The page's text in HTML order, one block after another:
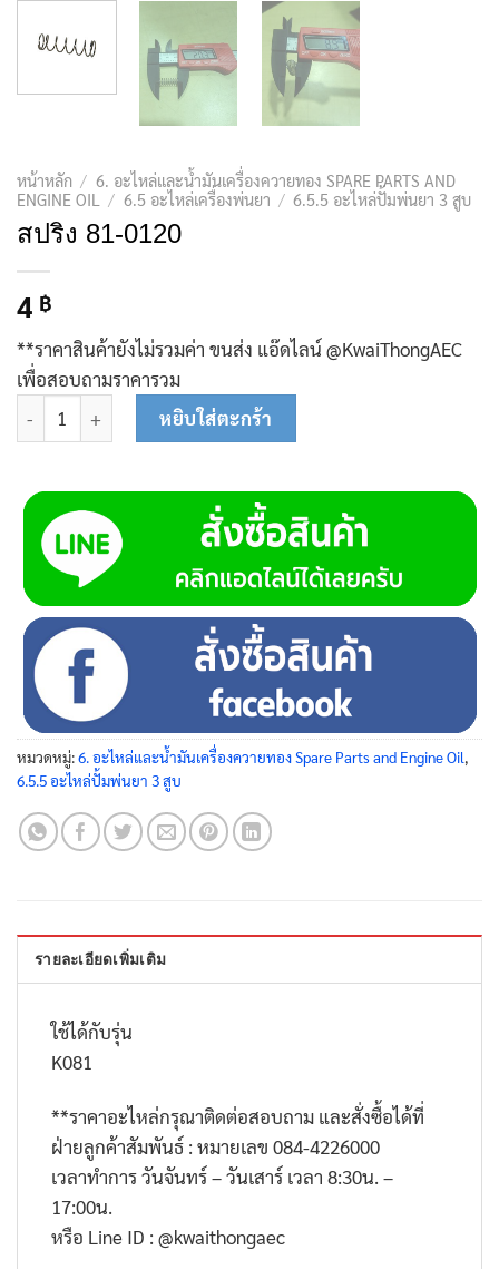
หน้าหลัก / 6. อะไหล่และน้ำมันเครื่องควายทอง SPARE PARTS AND
ENGINE OIL
/ 6.5 อะไหล่เครื่องพ่นยา / 6.5.5 อะไหล่ปั้มพ่นยา 3 สูบ
สปริง 81-0120
4 ฿
**ราคาสินค้ายังไม่รวมค่า ขนส่ง แอ๊ดไลน์ @KwaiThongAEC
เพื่อสอบถามราคารวม
จำนวน สปริง 81-0120 ชิ้นหยิบใส่ตะกร้า
หมวดหมู่:6. อะไหล่และน้ำมันเครื่องควายทอง Spare Parts and Engine Oil,
6.5.5 อะไหล่ปั้มพ่นยา 3 สูบ
รายละเอียดเพิ่มเติม
ใช้ได้กับรุ่น
K081
**ราคาอะไหล่กรุณาติดต่อสอบถาม และสั่งซื้อได้ที่
ฝ่ายลูกค้าสัมพันธ์ : หมายเลข 084-4226000
เวลาทำการ วันจันทร์ – วันเสาร์ เวลา 8:30น. –
17:00น.
หรือ Line ID : @kwaithongaec